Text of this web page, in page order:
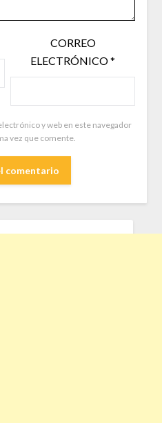
CORREO
ELECTRÓNICO*
y web en este navegador
vez que comente.